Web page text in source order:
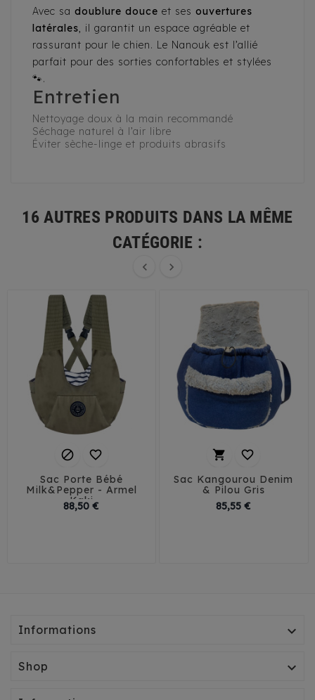
Avec sa doublure douce et ses ouvertures
latérales, il garantit un espace agréable et
rassurant pour le chien. Le Nanouk est l’allié
parfait pour des sorties confortables et stylées
🐾.
Entretien
Nettoyage doux à la main recommandé
Séchage naturel à l’air libre
Éviter sèche-linge et produits abrasifs
16 AUTRES PRODUITS DANS LA MÊME
CATÉGORIE :
 
 
Sac Porte Bébé
Milk&Pepper - Armel
Kaki
88,50 €
 
Sac Kangourou Denim
& Pilou Gris
85,55 €
Informations 
Shop 